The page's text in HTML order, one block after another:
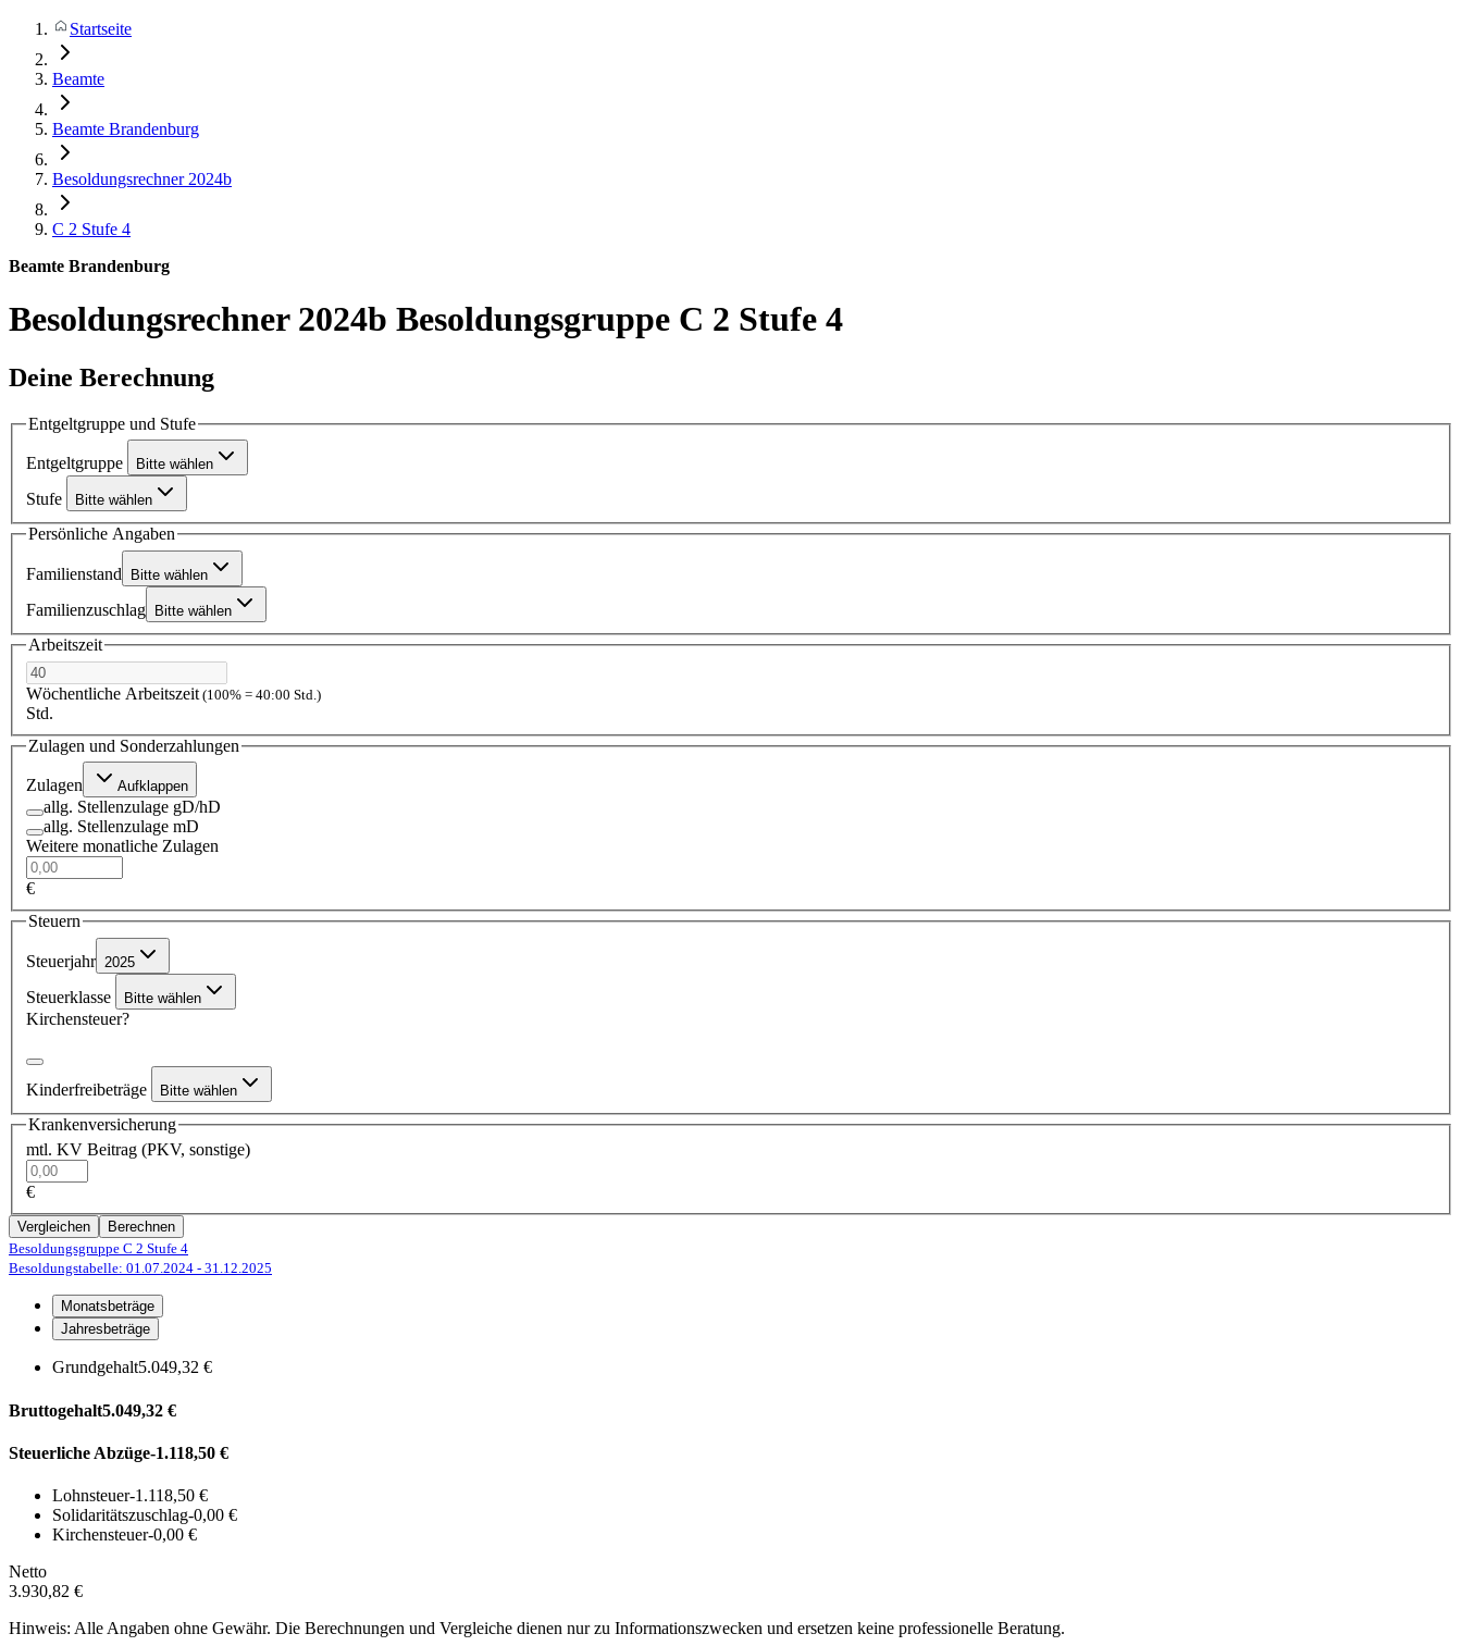
Startseite
Beamte
Beamte Brandenburg
Besoldungsrechner 2024b
C 2 Stufe 4
Beamte Brandenburg
Besoldungsrechner 2024b Besoldungsgruppe C 2 Stufe 4
Deine Berechnung
Entgeltgruppe und Stufe
Entgeltgruppe Bitte wählen
Stufe Bitte wählen
Persönliche Angaben
Familienstand Bitte wählen
Familienzuschlag Bitte wählen
Arbeitszeit
Wöchentliche Arbeitszeit (100% = 40:00 Std.)
Std.
Zulagen und Sonderzahlungen
Zulagen Aufklappen
allg. Stellenzulage gD/hD
allg. Stellenzulage mD
Weitere monatliche Zulagen
€
Steuern
Steuerjahr 2025
Steuerklasse Bitte wählen
Kirchensteuer?
Kinderfreibeträge Bitte wählen
Krankenversicherung
mtl. KV Beitrag (PKV, sonstige)
€
Vergleichen
Berechnen
Besoldungsgruppe C 2 Stufe 4
Besoldungstabelle: 01.07.2024 - 31.12.2025
Monatsbeträge
Jahresbeträge
Grundgehalt5.049,32 €
Bruttogehalt5.049,32 €
Steuerliche Abzüge-1.118,50 €
Lohnsteuer-1.118,50 €
Solidaritätszuschlag-0,00 €
Kirchensteuer-0,00 €
Netto
3.930,82 €
Hinweis: Alle Angaben ohne Gewähr. Die Berechnungen und Vergleiche dienen nur zu Informationszwecken und ersetzen keine professionelle Beratung.